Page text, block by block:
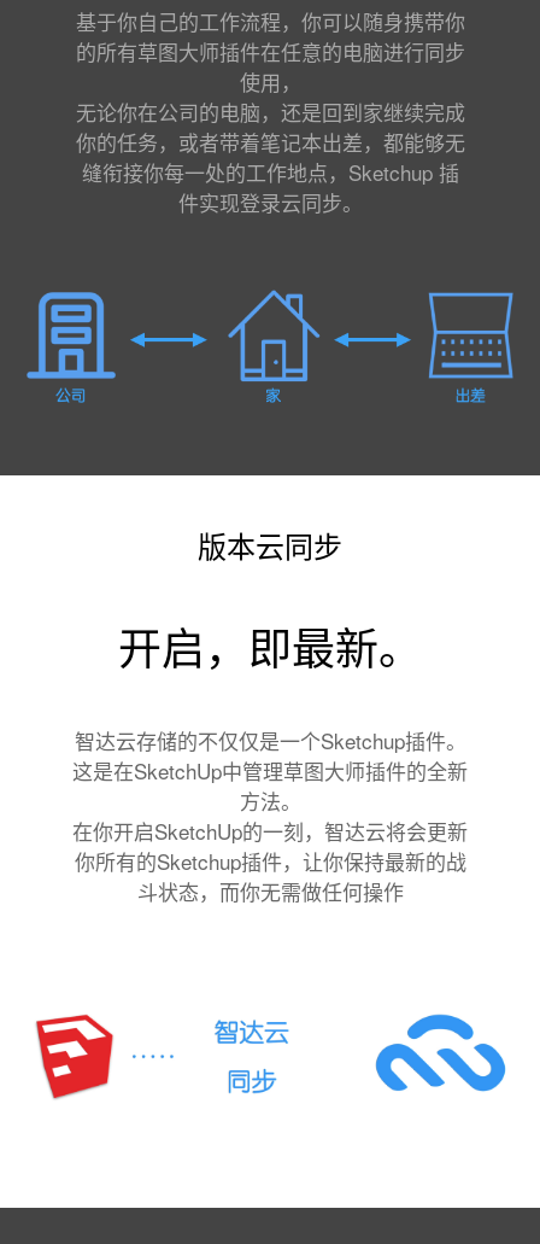
基于你自己的工作流程，你可以随身携带你
的所有草图大师插件在任意的电脑进行同步
使用，
无论你在公司的电脑，还是回到家继续完成
你的任务，或者带着笔记本出差，都能够无
缝衔接你每一处的工作地点，Sketchup 插
件实现登录云同步。
版本云同步
开启，即最新。
智达云存储的不仅仅是一个Sketchup插件。
这是在SketchUp中管理草图大师插件的全新
方法。
在你开启SketchUp的一刻，智达云将会更新
你所有的Sketchup插件，让你保持最新的战
斗状态，而你无需做任何操作